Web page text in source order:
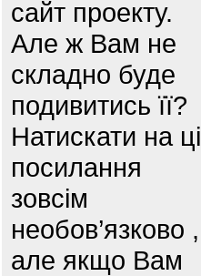
сайт проекту.
Але ж Вам не
складно буде
подивитись її?
Натискати на ці
посилання
зовсім
необов’язково ,
але якщо Вам